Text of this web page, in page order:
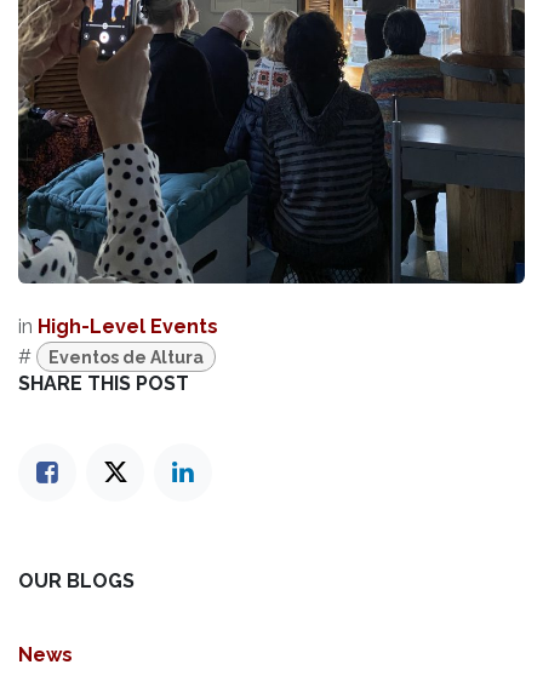
in High-Level Events
#
Eventos de Altura
SHARE THIS POST
OUR BLOGS
News